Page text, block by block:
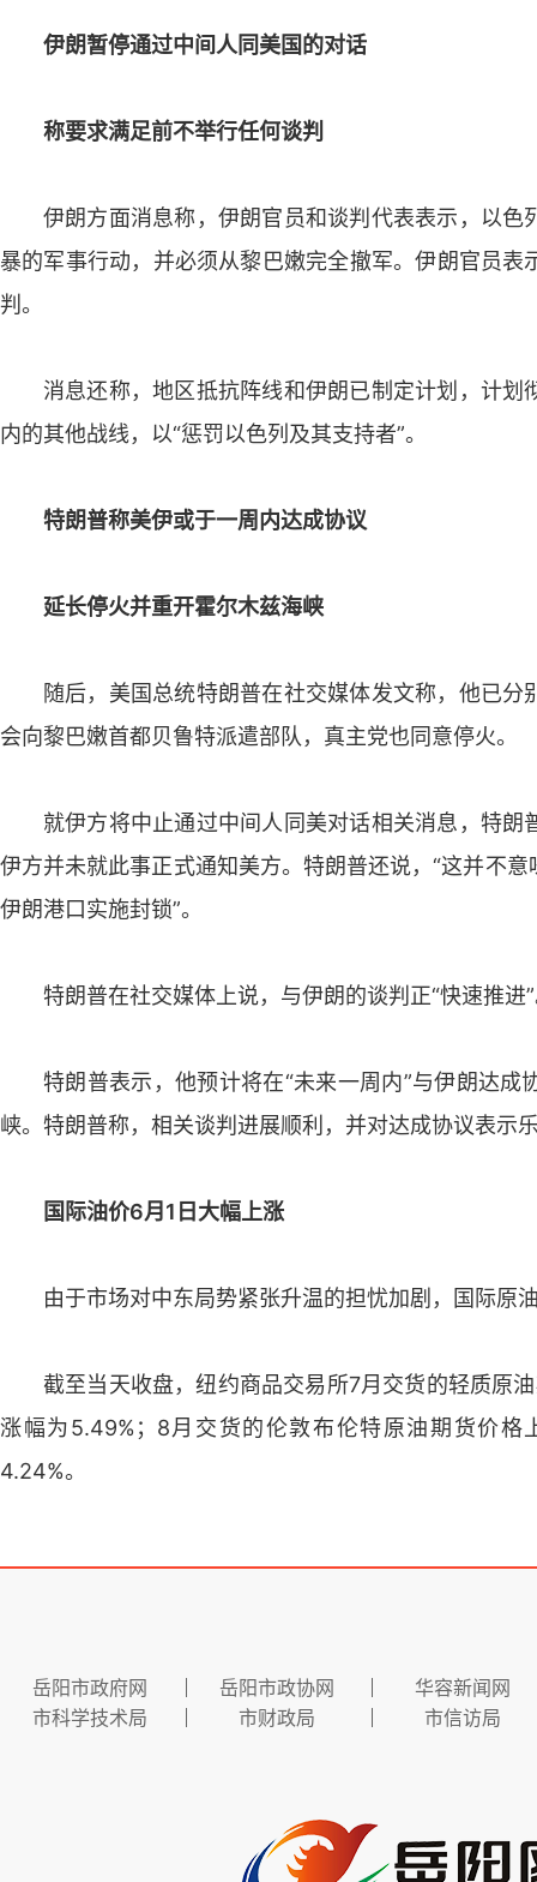
伊朗暂停通过中间人同美国的对话
称要求满足前不举行任何谈判
伊朗方面消息称，伊朗官员和谈判代表表示，以
暴的军事行动，并必须从黎巴嫩完全撤军。伊朗官员
判。
消息还称，地区抵抗阵线和伊朗已制定计划，计
内的其他战线，以“惩罚以色列及其支持者”。
特朗普称美伊或于一周内达成协议
延长停火并重开霍尔木兹海峡
随后，美国总统特朗普在社交媒体发文称，他已
会向黎巴嫩首都贝鲁特派遣部队，真主党也同意停火。
就伊方将中止通过中间人同美对话相关消息，特
伊方并未就此事正式通知美方。特朗普还说，“这并不
伊朗港口实施封锁”。
特朗普在社交媒体上说，与伊朗的谈判正“快速推进
特朗普表示，他预计将在“未来一周内”与伊朗达
峡。特朗普称，相关谈判进展顺利，并对达成协议表示
国际油价6月1日大幅上涨
由于市场对中东局势紧张升温的担忧加剧，国际原
截至当天收盘，纽约商品交易所7月交货的轻质原
涨幅为5.49%；8月交货的伦敦布伦特原油期货价
4.24%。
岳阳市政府网 岳阳市政协网
华容新闻网
市科学技术局
市财政局 市信访局